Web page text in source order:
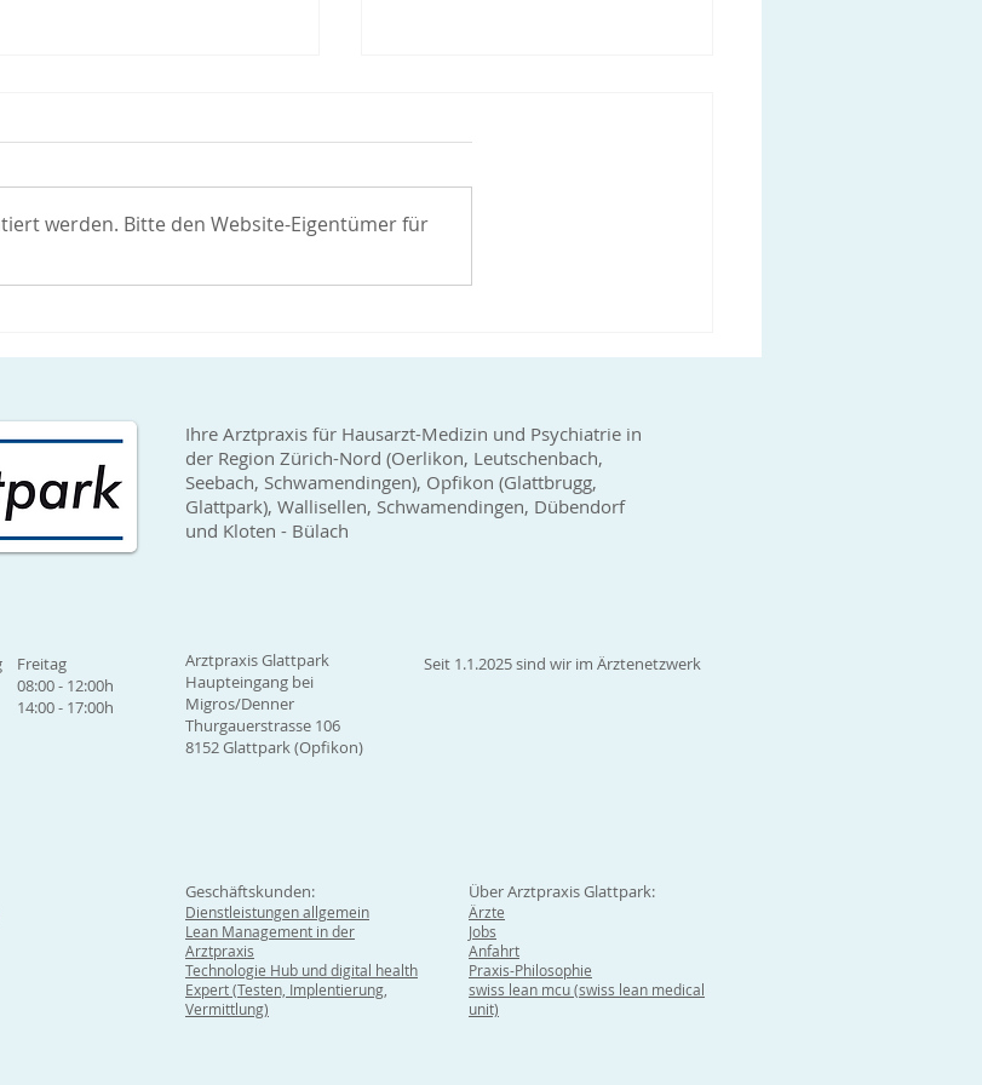
19 Impfungen (Hersteller
Erstimpfungen sowie
Verfügbarkeit des Impfstoffes
bei uns telefonisch...
werden. Bitte den Website-Eigentümer für
Ihre Arztpraxis für Hausarzt-Medizin und Psychiatrie in
der Region Zürich-Nord (Oerlikon, Leutschenbach,
Seebach, Schwamendingen), Opfikon (Glattbrugg,
Glattpark), Wallisellen, Schwamendingen, Dübendorf
und Kloten - Bülach
Freitag
08:00 - 12:00h
14:00 - 17:00h
Arztpraxis Glattpark
Haupteingang bei
Migros/Denner
Thurgauerstrasse 106
8152 Glattpark (Opfikon)
Seit 1.1.2025 sind wir im Ärztenetzwerk
Geschäftskunden:
Dienstleistungen allgemein
Lean Management in der
Arztpraxis
Technologie Hub und digital health
Expert (Testen, Implentierung,
Vermittlung)
Über Arztpraxis Glattpark:
Ärzte
Jobs
Anfahrt
Praxis-Philosophie
swiss lean mcu (swiss lean medical
unit)